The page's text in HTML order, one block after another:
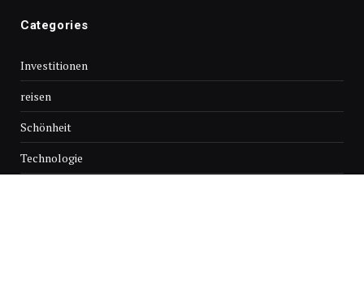
Categories
Investitionen
reisen
Schönheit
Technologie